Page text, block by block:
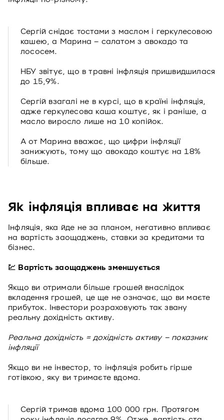
Сергій снідає тостами з маслом і геркулесовою
кашею, а Марина – салатом з авокадо та
лососем.
НБУ звітує, що в травні інфляція пришвидшилася
до 15,9%.
Сергій взагалі не в курсі, що в країні інфляція,
адже геркулесова каша коштує, як і раніше, а
масло виросло лише на 10 копійок.
А от Марина вважає, що цифри інфляції
занижують, тому що авокадо коштує на 18%
більше.
Як інфляція впливає на життя
Інфляція, яка йде не за планом, негативно впливає
на вартість заощаджень, ставки за кредитами та
бізнес.
💹 Вартість заощаджень зменшується
Якщо ви отримали більше грошей внаслідок
вкладення грошей, це ще не означає, що ви маєте
прибуток. Інвестори розраховують так звану
реальну дохідність активу.
Реальна дохідність = дохідність активу – показник
інфляції
Якщо ви не інвестор, то інфляція робить гірше
готівкою, яку ви тримаєте вдома.
Сергій тримав вдома 100 000 грн. Протягом